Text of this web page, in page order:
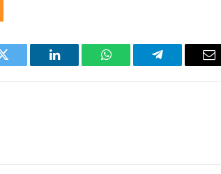
Twitter LinkedIn WhatsAppTelegram